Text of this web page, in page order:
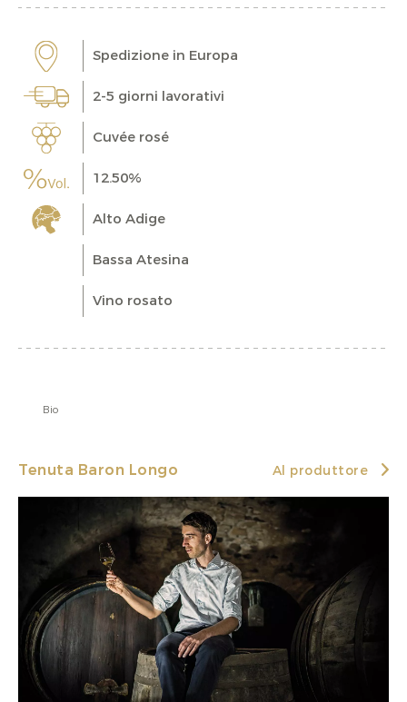
Spedizione in Europa
2-5 giorni lavorativi
Cuvée rosé
12.50%
Alto Adige
Bassa Atesina
Vino rosato
Bio
Tenuta Baron Longo Al produttore